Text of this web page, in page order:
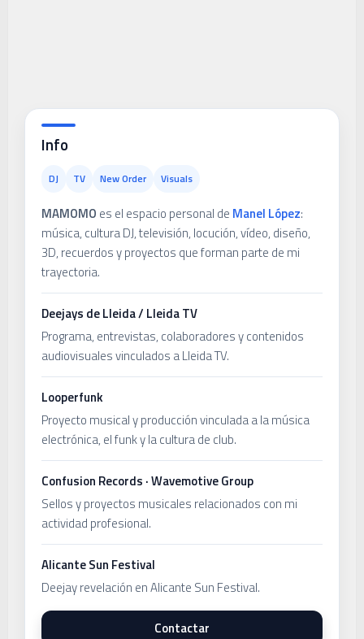
Info
DJ TV New Order Visuals
MAMOMO es el espacio personal de Manel López:
música, cultura DJ, televisión, locución, vídeo, diseño,
3D, recuerdos y proyectos que forman parte de mi
trayectoria.
Deejays de Lleida / Lleida TV
Programa, entrevistas, colaboradores y contenidos
audiovisuales vinculados a Lleida TV.
Looperfunk
Proyecto musical y producción vinculada a la música
electrónica, el funk y la cultura de club.
Confusion Records · Wavemotive Group
Sellos y proyectos musicales relacionados con mi
actividad profesional.
Alicante Sun Festival
Deejay revelación en Alicante Sun Festival.
Contactar